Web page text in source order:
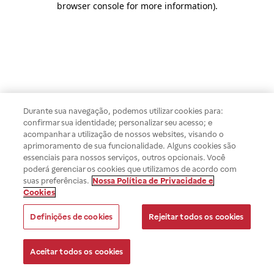
browser console for more information).
Durante sua navegação, podemos utilizar cookies para:
confirmar sua identidade; personalizar seu acesso; e
acompanhar a utilização de nossos websites, visando o
aprimoramento de sua funcionalidade. Alguns cookies são
essenciais para nossos serviços, outros opcionais. Você
poderá gerenciar os cookies que utilizamos de acordo com
suas preferências. Nossa Política de Privacidade e
Cookies
Definições de cookies Rejeitar todos os cookies
Aceitar todos os cookies